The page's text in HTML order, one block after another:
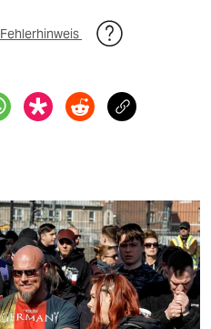
Fehlerhinweis